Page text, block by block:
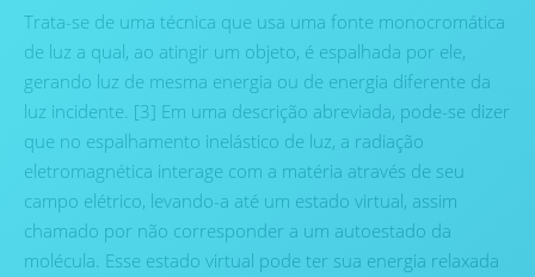
Trata-se de uma técnica que usa uma fonte monocromática
de luz a qual, ao atingir um objeto, é espalhada por ele,
gerando luz de mesma energia ou de energia diferente da
luz incidente. [3] Em uma descrição abreviada, pode-se dizer
que no espalhamento inelástico de luz, a radiação
eletromagnética interage com a matéria através de seu
campo elétrico, levando-a até um estado virtual, assim
chamado por não corresponder a um autoestado da
molécula. Esse estado virtual pode ter sua energia relaxada